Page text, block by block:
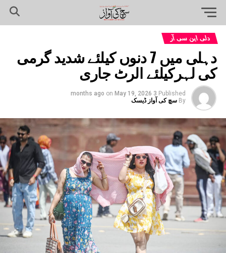
دلی این سی آر
دہلی میں 7 دنوں کیلئے شدید گرمی
کی لہرکیلئے الرٹ جاری
Published
3 months ago
on May 19, 2026
By سچ کی آواز ڈیسک